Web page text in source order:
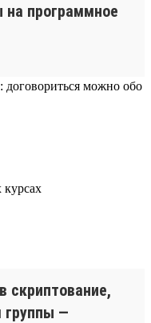
на программное
договориться можно обо
скриптование,
группы —